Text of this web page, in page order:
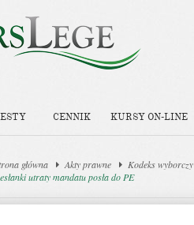
CENNIK KURSY ON-LINE
główna Akty prawne Kodeks wyborczy
utraty mandatu posła do PE